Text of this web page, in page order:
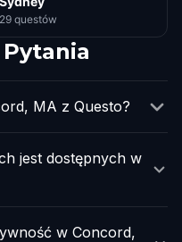
29 questów
MA z Questo?
jest dostępnych w
w Concord,